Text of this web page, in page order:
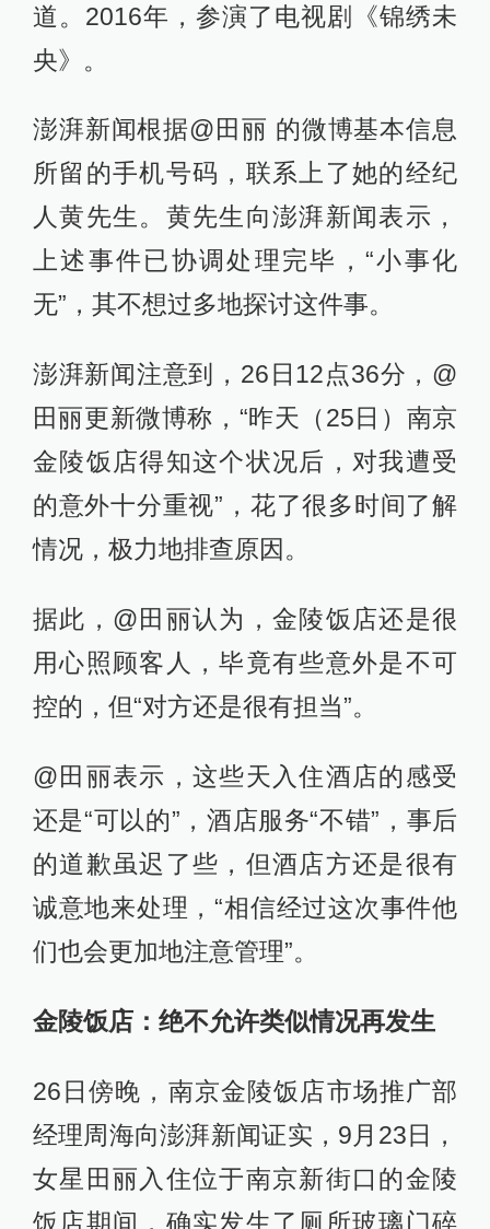
道。2016年，参演了电视剧《锦绣未
央》。
澎湃新闻根据@田丽 的微博基本信息
所留的手机号码，联系上了她的经纪
人黄先生。黄先生向澎湃新闻表示，
上述事件已协调处理完毕，“小事化
无”，其不想过多地探讨这件事。
澎湃新闻注意到，26日12点36分，@
田丽更新微博称，“昨天（25日）南京
金陵饭店得知这个状况后，对我遭受
的意外十分重视”，花了很多时间了解
情况，极力地排查原因。
据此，@田丽认为，金陵饭店还是很
用心照顾客人，毕竟有些意外是不可
控的，但“对方还是很有担当”。
@田丽表示，这些天入住酒店的感受
还是“可以的”，酒店服务“不错”，事后
的道歉虽迟了些，但酒店方还是很有
诚意地来处理，“相信经过这次事件他
们也会更加地注意管理”。
金陵饭店：绝不允许类似情况再发生
26日傍晚，南京金陵饭店市场推广部
经理周海向澎湃新闻证实，9月23日，
女星田丽入住位于南京新街口的金陵
饭店期间，确实发生了厕所玻璃门碎